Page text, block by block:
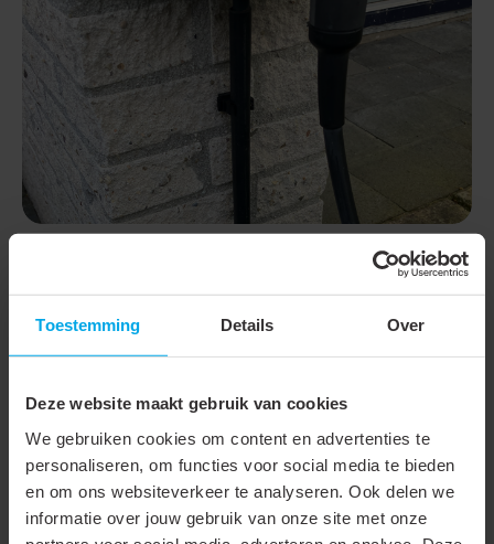
Toestemming Details Over
Deze website maakt gebruik van cookies
We gebruiken cookies om content en advertenties te
personaliseren, om functies voor social media te bieden
en om ons websiteverkeer te analyseren. Ook delen we
informatie over jouw gebruik van onze site met onze
Met de klembeugel kun je kiezen tussen twee praktische
bevestigingsmethodes. Schroefmontage biedt een zeer
maakt (ongeveer 25% sneller). Deze flexibiliteit zorgt ervoor
dat je altijd de montage kiest die het beste past bij jouw
project. Door deze keuzevrijheid kun je efficiënt en doelgericht